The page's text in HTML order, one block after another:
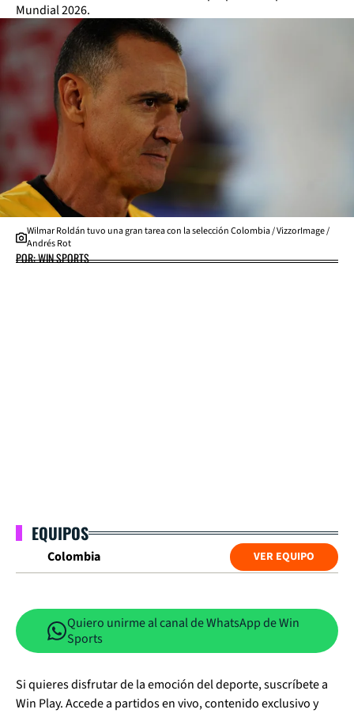
Mundial 2026.
Wilmar Roldán tuvo una gran tarea con la selección Colombia / VizzorImage /
Andrés Rot
POR: WIN SPORTS
EQUIPOS
Colombia VER EQUIPO
Quiero unirme al canal de WhatsApp de Win
Sports
Si quieres disfrutar de la emoción del deporte, suscríbete a
Win Play. Accede a partidos en vivo, contenido exclusivo y